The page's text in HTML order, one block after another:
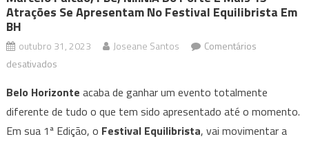
Atrações Se Apresentam No Festival Equilibrista Em
BH
outubro 31, 2023 Joseane Santos
Comentários
desativadosem
Falcão,
FBC,
N.I.N.A
Belo Horizonte acaba de ganhar um evento totalmente
diferente de tudo o que tem sido apresentado até o momento.
Em sua 1ª Edição, o Festival Equilibrista, vai movimentar a